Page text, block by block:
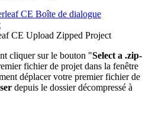
CE Upload Zipped Project
cliquer sur le bouton "Select a .zip-
fichier de projet dans la fenêtre
déplacer votre premier fichier de
depuis le dossier décompressé à